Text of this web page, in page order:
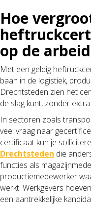
Hoe
op de
Met een geldig
baan in de logistiek,
Drechtsteden zien het
de slag kunt, zonder
In sectoren zoals
veel vraag naar
certificaat kun je
Drechtsteden die
functies als
productiemedewerker
werkt. Werkgevers
een aantrekkelijke